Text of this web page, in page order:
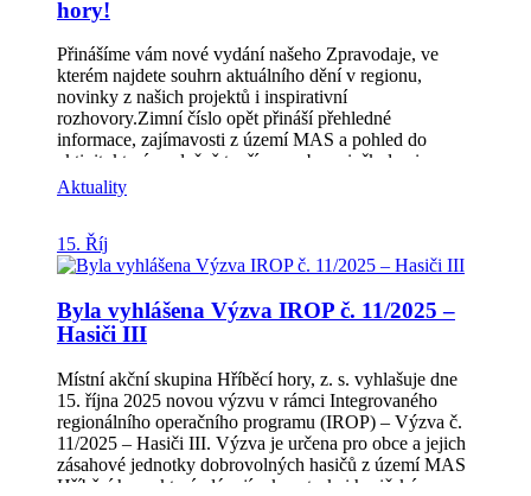
494 244 Přijďte se přesvědčit, že věda nemusí být
hory!
Přinášíme vám nové vydání našeho Zpravodaje, ve
kterém najdete souhrn aktuálního dění v regionu,
novinky z našich projektů i inspirativní
rozhovory.Zimní číslo opět přináší přehledné
informace, zajímavosti z území MAS a pohled do
aktivit, které společně tvoříme s obcemi, školami,
spolky a dalšími partnery. Co v něm najdete? •
Představujeme členy MAS (str. 3–4)• Novinky z MAS
Novinky z MAP IV. ORP Kroměříž (str. 8–9)•
Rozhovor s vedoucí služby Sestřička.cz (str. 9–10)•
11–13)• Informace z regionu (str. 13–14)• Od vás,
čtenářů – příspěvky a ohlasy z území (str. 15–16)
naseho-regionu/zpravodaj-mas/ Prohlédněte si
Zpravodaj a nechejte se inspirovat děním v našem
regionu. Děkujeme všem, kteří se na jeho tvorbě
podílejí, a přejeme příjemné čtení!
Aktuality
15. Říj
Byla vyhlášena Výzva IROP č. 11/2025 –
Hasiči III
Místní akční skupina Hříběcí hory, z. s. vyhlašuje dne
15. října 2025 novou výzvu v rámci Integrovaného
regionálního operačního programu (IROP) – Výzva č.
11/2025 – Hasiči III. Výzva je určena pro obce a jejich
zásahové jednotky dobrovolných hasičů z území MAS
Hříběcí hory, které plánují rekonstrukci hasičské